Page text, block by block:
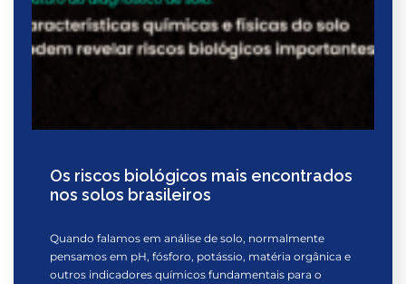
Os riscos biológicos mais encontrados
nos solos brasileiros
Quando falamos em análise de solo, normalmente
pensamos em pH, fósforo, potássio, matéria orgânica e
outros indicadores químicos fundamentais para o